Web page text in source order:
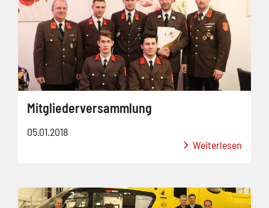
Mitgliederversammlung
05.01.2018
Weiterlesen